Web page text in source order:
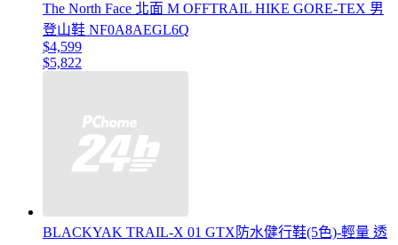
The North Face 北面 M OFFTRAIL HIKE GORE-TEX 男
登山鞋 NF0A8AEGL6Q
$4,599
$5,822
BLACKYAK TRAIL-X 01 GTX防水健行鞋(5色)-輕量 透